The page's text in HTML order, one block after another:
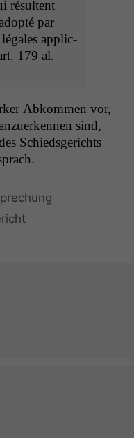
résul­tent
par
légales applic­
179 al.
Abkom­men vor,
sind,
Schieds­gerichts